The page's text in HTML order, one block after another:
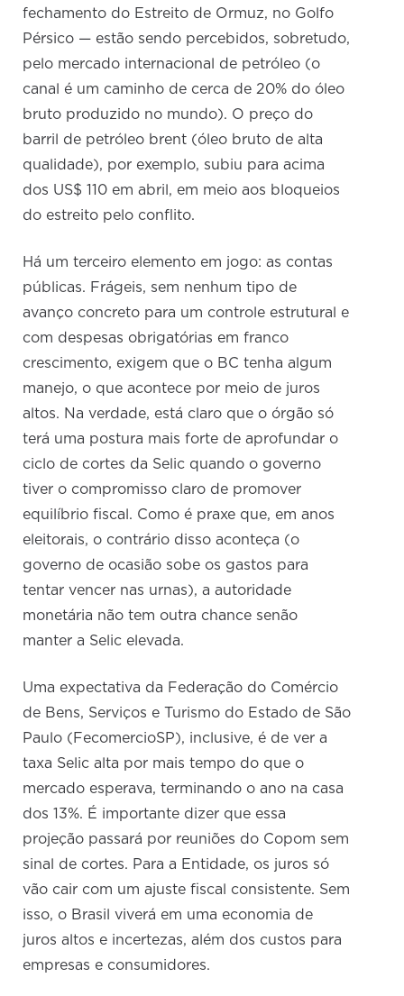
fechamento do Estreito de Ormuz, no Golfo
Pérsico — estão sendo percebidos, sobretudo,
pelo mercado internacional de petróleo (o
canal é um caminho de cerca de 20% do óleo
bruto produzido no mundo). O preço do
barril de petróleo brent (óleo bruto de alta
qualidade), por exemplo, subiu para acima
dos US$ 110 em abril, em meio aos bloqueios
do estreito pelo conflito.
Há um terceiro elemento em jogo: as contas
públicas. Frágeis, sem nenhum tipo de
avanço concreto para um controle estrutural e
com despesas obrigatórias em franco
crescimento, exigem que o BC tenha algum
manejo, o que acontece por meio de juros
altos. Na verdade, está claro que o órgão só
terá uma postura mais forte de aprofundar o
ciclo de cortes da Selic quando o governo
tiver o compromisso claro de promover
equilíbrio fiscal. Como é praxe que, em anos
eleitorais, o contrário disso aconteça (o
governo de ocasião sobe os gastos para
tentar vencer nas urnas), a autoridade
monetária não tem outra chance senão
manter a Selic elevada.
Uma expectativa da Federação do Comércio
de Bens, Serviços e Turismo do Estado de São
Paulo (FecomercioSP), inclusive, é de ver a
taxa Selic alta por mais tempo do que o
mercado esperava, terminando o ano na casa
dos 13%. É importante dizer que essa
projeção passará por reuniões do Copom sem
sinal de cortes. Para a Entidade, os juros só
vão cair com um ajuste fiscal consistente. Sem
isso, o Brasil viverá em uma economia de
juros altos e incertezas, além dos custos para
empresas e consumidores.